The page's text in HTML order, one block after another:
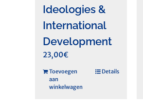
Ideologies &
International
Development
23,00€
Toevoegen
aan
winkelwagen
Details